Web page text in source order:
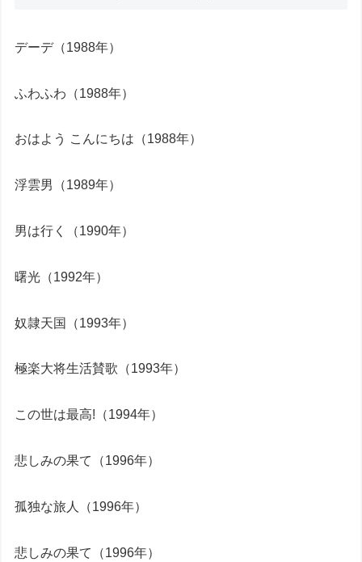
デーデ（1988年）
ふわふわ（1988年）
おはよう こんにちは（1988年）
浮雲男（1989年）
男は行く（1990年）
曙光（1992年）
奴隷天国（1993年）
極楽大将生活賛歌（1993年）
この世は最高!（1994年）
悲しみの果て（1996年）
孤独な旅人（1996年）
悲しみの果て（1996年）